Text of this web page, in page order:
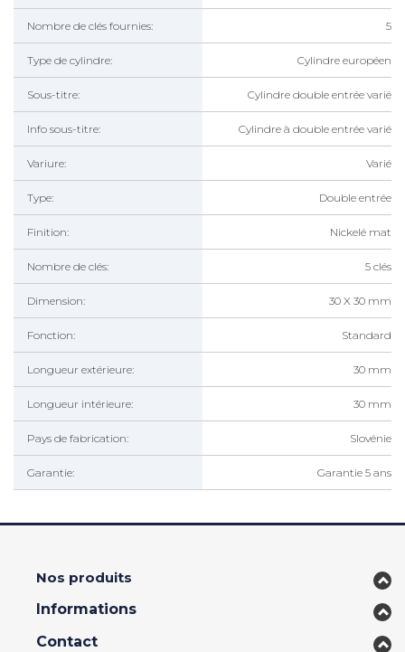
Nombre de clés fournies: 5
Type de cylindre: Cylindre européen
Sous-titre: Cylindre double entrée varié
Info sous-titre: Cylindre à double entrée varié
Variure: Varié
Type: Double entrée
Finition: Nickelé mat
Nombre de clés: 5 clés
Dimension: 30 X 30 mm
Fonction: Standard
Longueur extérieure: 30 mm
Longueur intérieure: 30 mm
Pays de fabrication: Slovénie
Garantie: Garantie 5 ans
Nos produits
Informations
Contact